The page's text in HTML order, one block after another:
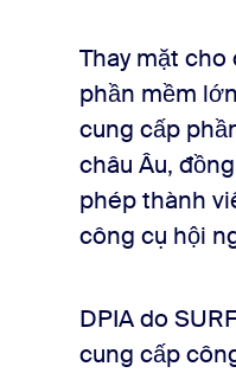
Thay mặt
phần mềm
cung cấp
châu Âu,
phép thành
công cụ hội
DPIA do
cung cấp